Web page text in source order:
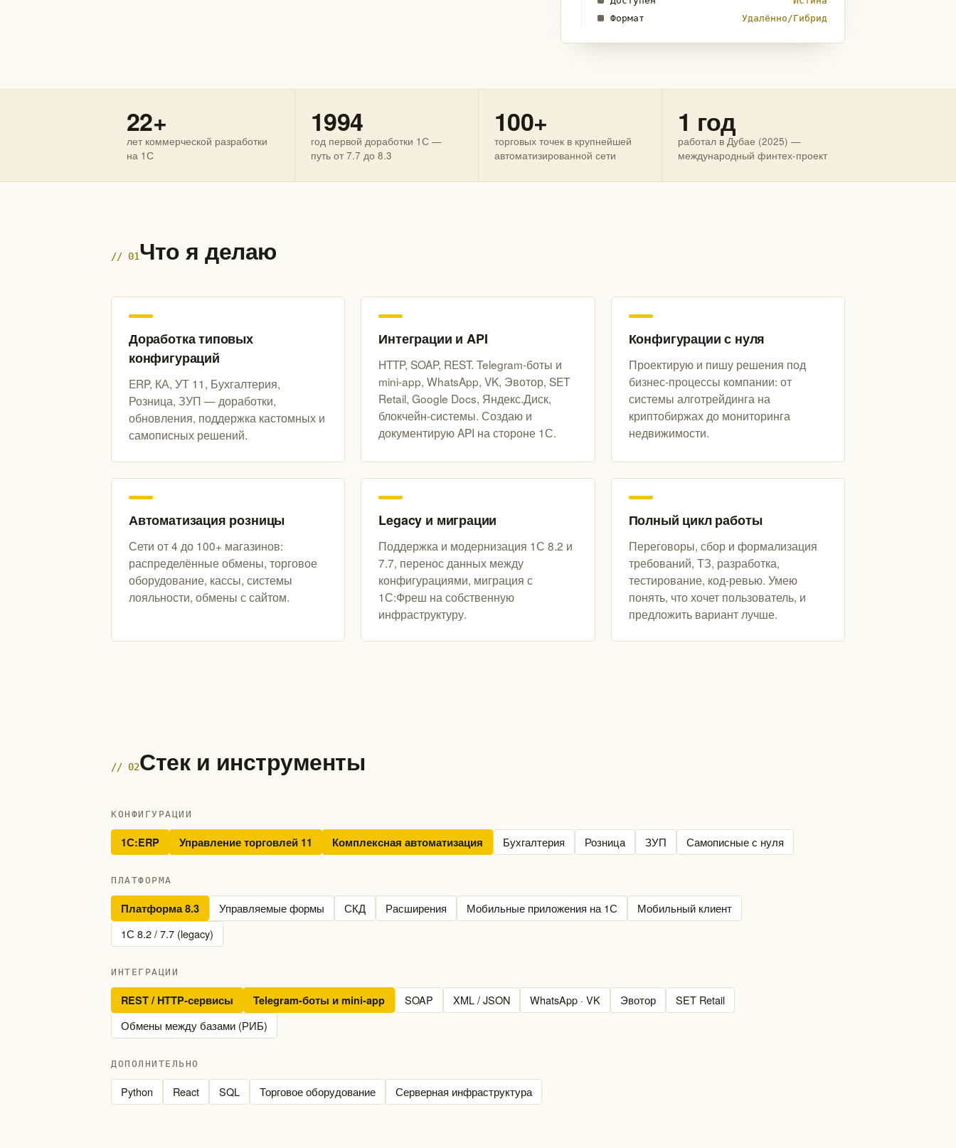
Формат
Удалённо/Гибрид
22+
лет коммерческой разработки
на 1С
1994
год первой доработки 1С —
путь от 7.7 до 8.3
100+
торговых точек в крупнейшей
автоматизированной сети
1 год
работал в Дубае (2025) —
международный финтех-проект
// 01Что я делаю
Доработка типовых
конфигураций
ERP, КА, УТ 11, Бухгалтерия,
Розница, ЗУП — доработки,
обновления, поддержка кастомных и
самописных решений.
Интеграции и API
HTTP, SOAP, REST. Telegram-боты и
mini-app, WhatsApp, VK, Эвотор, SET
Retail, Google Docs, Яндекс.Диск,
блокчейн-системы. Создаю и
документирую API на стороне 1С.
Конфигурации с нуля
Проектирую и пишу решения под
бизнес-процессы компании: от
системы алготрейдинга на
криптобиржах до мониторинга
недвижимости.
Автоматизация розницы
Сети от 4 до 100+ магазинов:
распределённые обмены, торговое
оборудование, кассы, системы
лояльности, обмены с сайтом.
Legacy и миграции
Поддержка и модернизация 1С 8.2 и
7.7, перенос данных между
конфигурациями, миграция с
1С:Фреш на собственную
инфраструктуру.
Полный цикл работы
Переговоры, сбор и формализация
требований, ТЗ, разработка,
тестирование, код-ревью. Умею
понять, что хочет пользователь, и
предложить вариант лучше.
// 02Стек и инструменты
КОНФИГУРАЦИИ
1С:ERP Управление торговлей 11 Комплексная автоматизация Бухгалтерия Розница ЗУП Самописные с нуля
ПЛАТФОРМА
Платформа 8.3 Управляемые формы СКД Расширения Мобильные приложения на 1С
Мобильный клиент
1С 8.2 / 7.7 (legacy)
ИНТЕГРАЦИИ
REST / HTTP-сервисы Telegram-боты и mini-app SOAP XML / JSON WhatsApp · VK Эвотор
SET Retail
Обмены между базами (РИБ)
ДОПОЛНИТЕЛЬНО
Python React SQL Торговое оборудование Серверная инфраструктура